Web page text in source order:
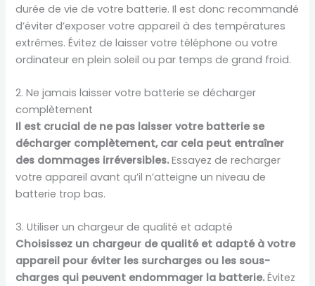
durée de vie de votre batterie. Il est donc recommandé
d’éviter d’exposer votre appareil à des températures
extrêmes. Évitez de laisser votre téléphone ou votre
ordinateur en plein soleil ou par temps de grand froid.
2. Ne jamais laisser votre batterie se décharger
complètement
Il est crucial de ne pas laisser votre batterie se
décharger complètement, car cela peut entraîner
des dommages irréversibles.Essayez de recharger
votre appareil avant qu’il n’atteigne un niveau de
batterie trop bas.
3. Utiliser un chargeur de qualité et adapté
Choisissez un chargeur de qualité et adapté à votre
appareil pour éviter les surcharges ou les sous-
charges qui peuvent endommager la batterie.Évitez